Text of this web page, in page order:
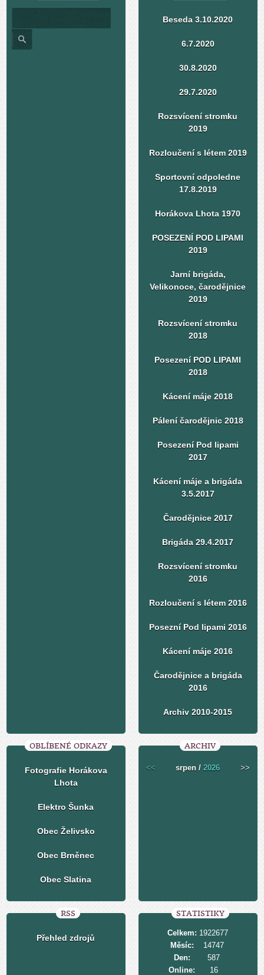
Beseda 3.10.2020
6.7.2020
30.8.2020
29.7.2020
Rozsvícení stromku
2019
Rozloučení s létem 2019
Sportovní odpoledne
17.8.2019
Horákova Lhota 1970
POSEZENÍ POD LIPAMI
2019
Jarní brigáda,
Velikonoce, čarodějnice
2019
Rozsvícení stromku
2018
Posezení POD LIPAMI
2018
Kácení máje 2018
Pálení čarodějnic 2018
Posezení Pod lipami
2017
Kácení máje a brigáda
3.5.2017
Čarodějnice 2017
Brigáda 29.4.2017
Rozsvícení stromku
2016
Rozloučení s létem 2016
Posezní Pod lipami 2016
Kácení máje 2016
Čarodějnice a brigáda
2016
Archiv 2010-2015
OBLÍBENÉ ODKAZY
Fotografie Horákova
Lhota
Elektro Šunka
Obec Želivsko
Obec Brněnec
Obec Slatina
ARCHIV
<< srpen /2026 >>
RSS
Přehled zdrojů
STATISTIKY
Online: 16
Celkem: 1922677
Měsíc:
14747
Den:
587